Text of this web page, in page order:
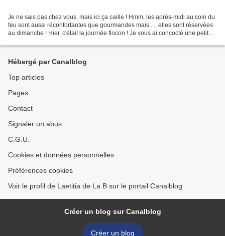
Je ne sais pas chez vous, mais ici ça caille ! Hmm, les après-midi au coin du
feu sont aussi réconfortantes que gourmandes mais .... elles sont réservées
au dimanche ! Hier, c'était la journée flocon ! Je vous ai concocté une petite
Hébergé par Canalblog
Top articles
Pages
Contact
Signaler un abus
C.G.U.
Cookies et données personnelles
Préférences cookies
Voir le profil de Laetitia de La B sur le portail Canalblog
Créer un blog sur Canalblog
Créer un blog